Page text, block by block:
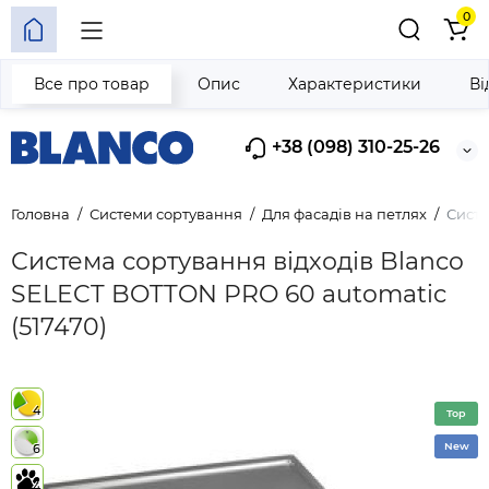
+38 (098) 310-25-26
0
Головна Системи сортування Для фасадів на петлях
Система сортування відходів Blanco
SELECT BOTTON PRO 60 automatic
(517470)
Все про товар Опис Характеристики
4
6
Top
New